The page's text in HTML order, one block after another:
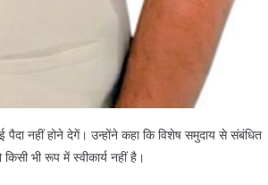
पैदा नहीं होने देगें। उन्होंने कहा कि विशेष समुदाय से संबंधित
भी रूप में स्वीकार्य नहीं है।